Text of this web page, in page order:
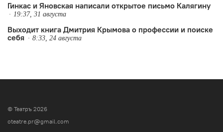
Гинкас и Яновская написали открытое письмо Калягину
19:37, 31 августа
Выходит книга Дмитрия Крымова о профессии и поиске
себя
8:33, 24 августа
© Театръ 2026
oteatre.pr@gmail.com